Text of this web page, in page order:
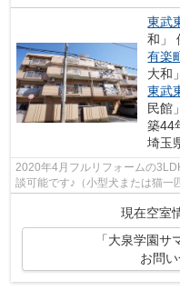
東武
和」
有楽
大和
東武
民館
築44
埼玉
2020年4月フルリフォームの
談可能です♪（小型犬または猫
現在空室
「大泉学園
お問